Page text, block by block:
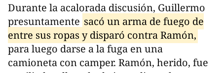
Durante la acalorada discusión, Guillermo
presuntamente sacó un arma de fuego de
entre sus ropas y disparó contra Ramón,
para luego darse a la fuga en una
camioneta con camper. Ramón, herido, fue